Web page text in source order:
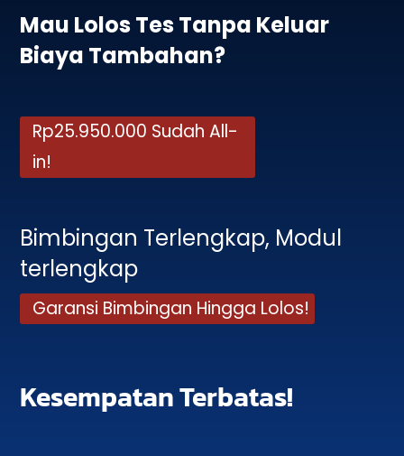
Mau Lolos Tes Tanpa Keluar
Biaya Tambahan?
Rp25.950.000 Sudah All-
in!
Bimbingan Terlengkap, Modul
terlengkap
Garansi Bimbingan Hingga Lolos!
Kesempatan Terbatas!